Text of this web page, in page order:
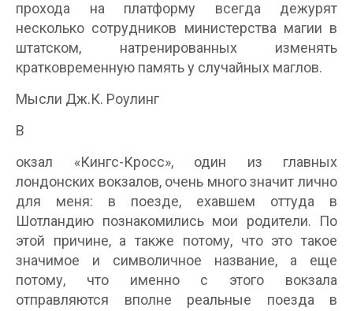
прохода на платформу всегда дежурят
несколько сотрудников министерства магии в
штатском, натренированных изменять
кратковременную память у случайных маглов.
Мысли Дж.К. Роулинг
В
окзал «Кингс-Кросс», один из главных
лондонских вокзалов, очень много значит лично
для меня: в поезде, ехавшем оттуда в
Шотландию познакомились мои родители. По
этой причине, а также потому, что это такое
значимое и символичное название, а еще
потому, что именно с этого вокзала
отправляются вполне реальные поезда в